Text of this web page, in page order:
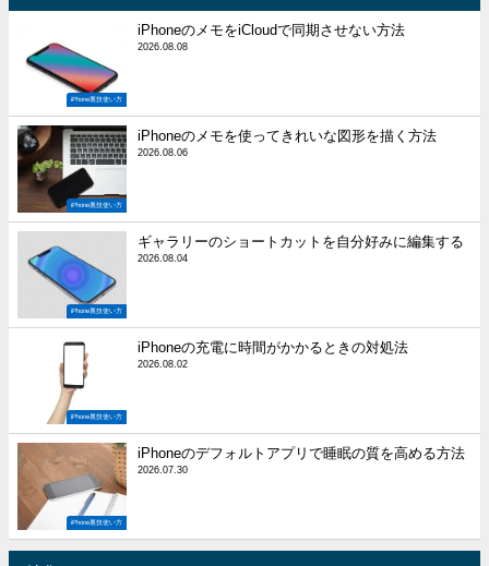
iPhone裏技使い方
iPhoneのメモをiCloudで同期させない方法
2026.08.08
iPhone裏技使い方
iPhoneのメモを使ってきれいな図形を描く方法
2026.08.06
iPhone裏技使い方
ギャラリーのショートカットを自分好みに編集する
2026.08.04
iPhone裏技使い方
iPhoneの充電に時間がかかるときの対処法
2026.08.02
iPhone裏技使い方
iPhoneのデフォルトアプリで睡眠の質を高める方法
2026.07.30